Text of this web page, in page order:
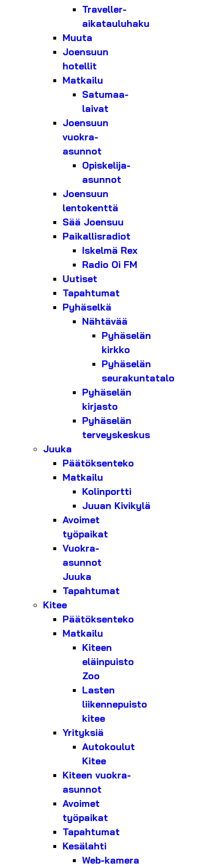
Traveller-
aikatauluhaku
Muuta
Joensuun
hotellit
Matkailu
Satumaa-
laivat
Joensuun
vuokra-
asunnot
Opiskelija-
asunnot
Joensuun
lentokenttä
Sää Joensuu
Paikallisradiot
Iskelmä Rex
Radio Oi FM
Uutiset
Tapahtumat
Pyhäselkä
Nähtävää
Pyhäselän
kirkko
Pyhäselän
seurakuntatalo
Pyhäselän
kirjasto
Pyhäselän
terveyskeskus
Juuka
Päätöksenteko
Matkailu
Kolinportti
Juuan Kivikylä
Avoimet
työpaikat
Vuokra-
asunnot
Juuka
Tapahtumat
Kitee
Päätöksenteko
Matkailu
Kiteen
eläinpuisto
Zoo
Lasten
liikennepuisto
kitee
Yrityksiä
Autokoulut
Kitee
Kiteen vuokra-
asunnot
Avoimet
työpaikat
Tapahtumat
Kesälahti
Web-kamera